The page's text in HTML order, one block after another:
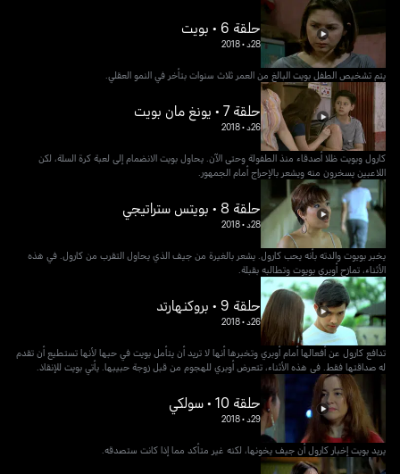
حلقة 6 • بويت
28د •
2018
يتم تشخيص الطفل بويت البالغ من العمر ثلاث سنوات بتأخر في النمو العقلي.
حلقة 7 • يونغ مان بويت
26د •
2018
كارول وبويت ظلا أصدقاء منذ الطفولة وحتى الآن. يحاول بويت الانضمام إلى لعبة كرة السلة، لكن
اللاعبين يسخرون منه ويشعر بالإحراج أمام الجمهور.
حلقة 8 • بويتس ستراتيجي
28د •
2018
يخبر بويوت والدته بأنه يحب كارول. يشعر بالغيرة من جيف الذي يحاول التقرب من كارول. في هذه
الأثناء، تمازح أوبري بويوت وتطالبه بقبلة.
حلقة 9 • بروكنهارتد
26د •
2018
تدافع كارول عن أفعالها أمام أوبري وتخبرها أنها لا تريد أن يتأمل بويت في حبها لأنها تستطيع أن تقدم
له صداقتها فقط. في هذه الأثناء، تتعرض أوبري للهجوم من قبل زوجة حبيبها. يأتي بويت للإنقاذ.
حلقة 10 • سولكي
29د •
2018
يريد بويت إخبار كارول أن جيف يخونها، لكنه غير متأكد مما إذا كانت ستصدقه.